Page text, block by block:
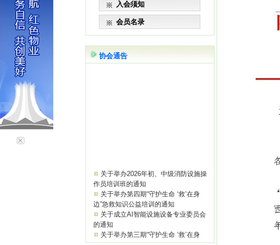
入会须知
会员名录
协会通告
作员培训班的通知
关于举办第四期“守护生命 ‘救’在身
边”急救知识公益培训的通知
关于成立AI智能设施设备专业委员会
的通知
关于举办第三期“守护生命 ‘救’在身
边”急救知识公益培训的通知
关于参观“南宁市物业服务质量提升学